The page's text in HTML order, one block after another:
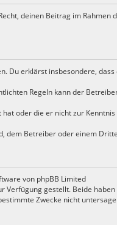
deinen Beitrag im Rahmen
Du erklärst insbesondere, dass
Regeln kann der
oder die er nicht zur Kenntnis
dem Betreiber oder einem
von phpBB Limited
Verfügung gestellt. Beide haben
Zwecke nicht